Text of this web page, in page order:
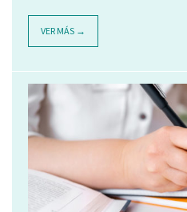
VER MÁS →